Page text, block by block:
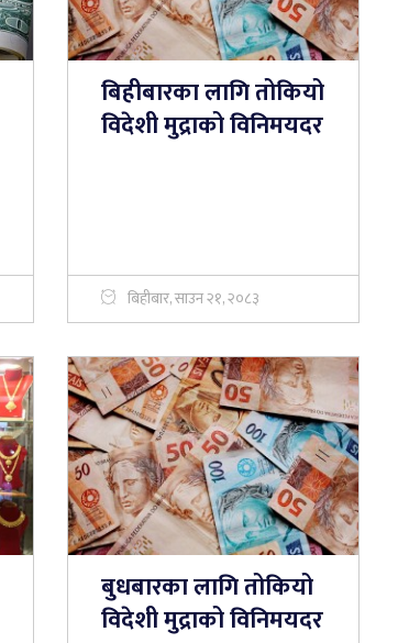
बिहीबारका लागि तोकियो
विदेशी मुद्राको विनिमयदर
बिहीबार, साउन २१, २०८३
बुधबारका लागि तोकियो
विदेशी मुद्राको विनिमयदर